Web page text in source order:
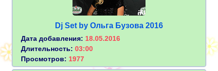
Dj Set by Ольга Бузова 2016
Дата добавления: 18.05.2016
Длительность: 03:00
Просмотров: 1977